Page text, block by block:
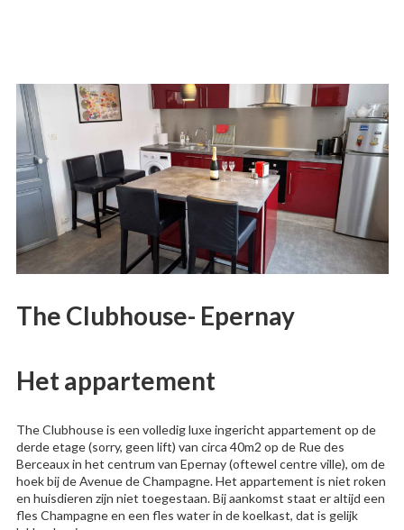
The Clubhouse- Epernay
Het appartement
The Clubhouse is een volledig luxe ingericht appartement op de
derde etage (sorry, geen lift) van circa 40m2 op de Rue des
Berceaux in het centrum van Epernay (oftewel centre ville), om de
hoek bij de Avenue de Champagne. Het appartement is niet roken
en huisdieren zijn niet toegestaan. Bij aankomst staat er altijd een
fles Champagne en een fles water in de koelkast, dat is gelijk